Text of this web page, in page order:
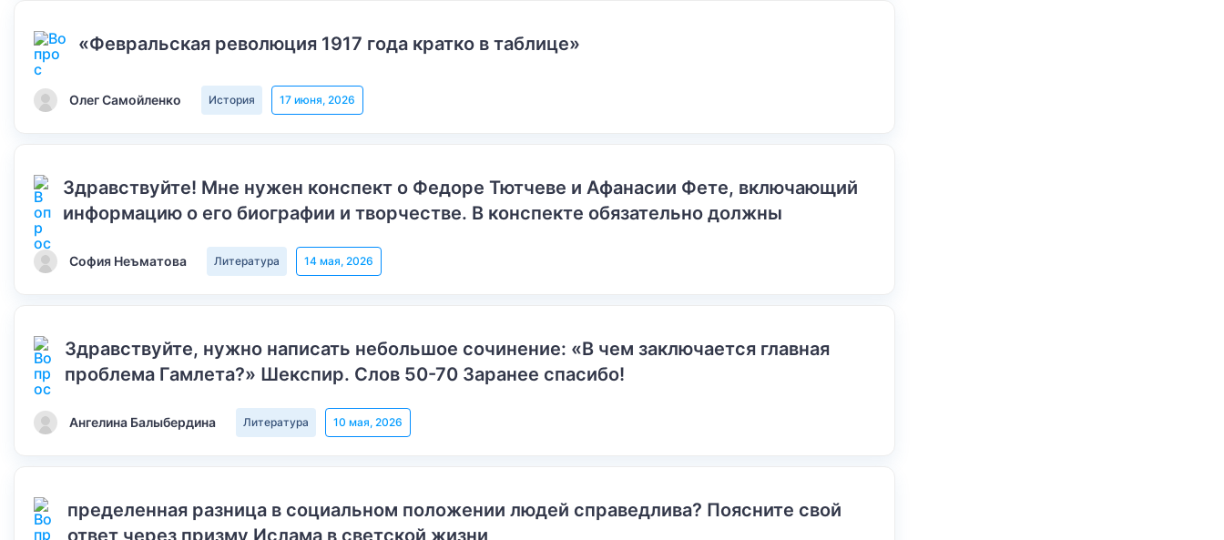
«Февральская революция 1917 года кратко в таблице»
Олег Самойленко История 17 июня, 2026
Здравствуйте! Мне нужен конспект о Федоре Тютчеве и Афанасии Фете, включающий
информацию о его биографии и творчестве. В конспекте обязательно должны
София Неъматова Литература 14 мая, 2026
Здравствуйте, нужно написать небольшое сочинение: «В чем заключается главная
проблема Гамлета?» Шекспир. Слов 50-70 Заранее спасибо!
Ангелина Балыбердина Литература 10 мая, 2026
пределенная разница в социальном положении людей справедлива? Поясните свой
ответ через призму Ислама в светской жизни